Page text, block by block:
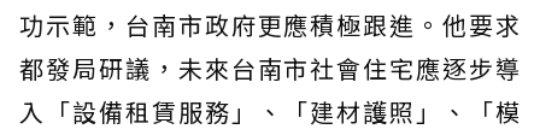
功示範，台南市政府更應積極跟進。他要求
都發局研議，未來台南市社會住宅應逐步導
入「設備租賃服務」、「建材護照」、「模